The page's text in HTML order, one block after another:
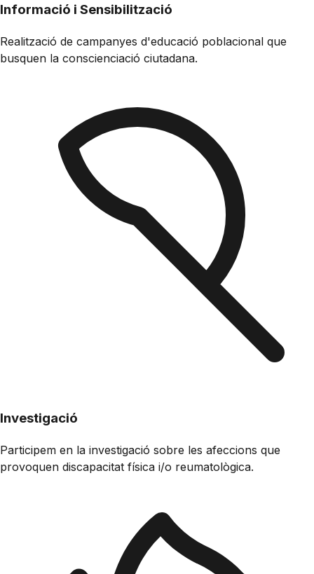
Informació i Sensibilització
Realització de campanyes d'educació poblacional que
busquen la conscienciació ciutadana.
Investigació
Participem en la investigació sobre les afeccions que
provoquen discapacitat física i/o reumatològica.